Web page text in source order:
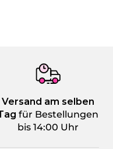
Versand am selben
für Bestellungen
bis 14:00 Uhr